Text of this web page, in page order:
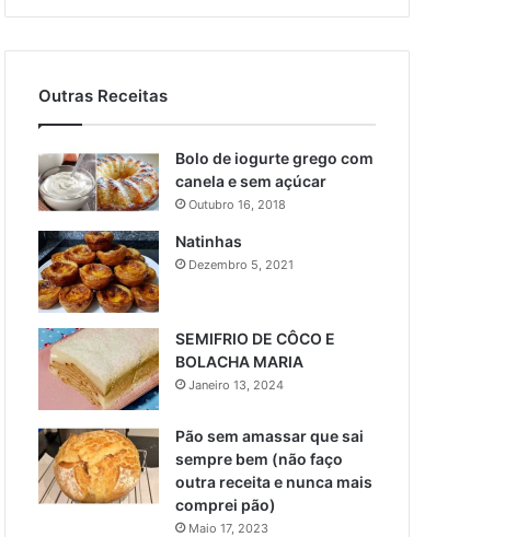
Outras Receitas
Bolo de iogurte grego com
canela e sem açúcar
Outubro 16, 2018
Natinhas
Dezembro 5, 2021
SEMIFRIO DE CÔCO E
BOLACHA MARIA
Janeiro 13, 2024
Pão sem amassar que sai
sempre bem (não faço
outra receita e nunca mais
comprei pão)
Maio 17, 2023